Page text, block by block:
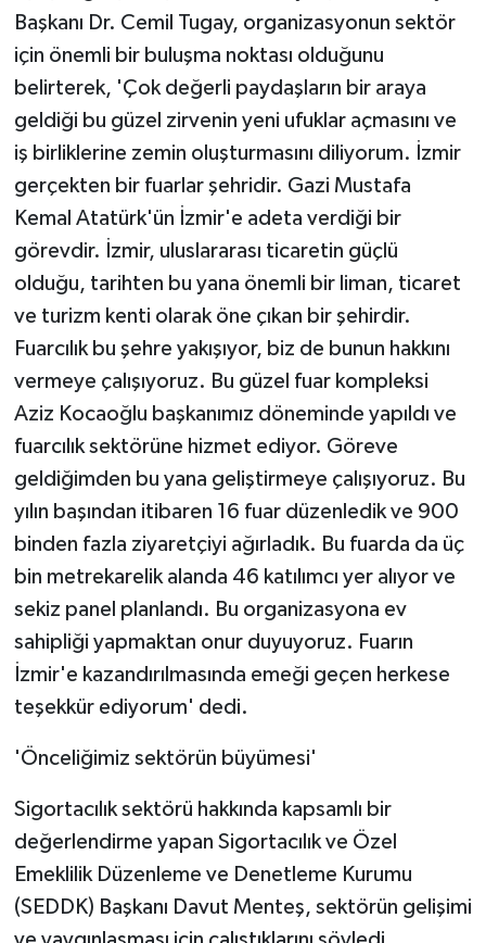
Başkanı Dr. Cemil Tugay, organizasyonun sektör
için önemli bir buluşma noktası olduğunu
belirterek, 'Çok değerli paydaşların bir araya
geldiği bu güzel zirvenin yeni ufuklar açmasını ve
iş birliklerine zemin oluşturmasını diliyorum. İzmir
gerçekten bir fuarlar şehridir. Gazi Mustafa
Kemal Atatürk'ün İzmir'e adeta verdiği bir
görevdir. İzmir, uluslararası ticaretin güçlü
olduğu, tarihten bu yana önemli bir liman, ticaret
ve turizm kenti olarak öne çıkan bir şehirdir.
Fuarcılık bu şehre yakışıyor, biz de bunun hakkını
vermeye çalışıyoruz. Bu güzel fuar kompleksi
Aziz Kocaoğlu başkanımız döneminde yapıldı ve
fuarcılık sektörüne hizmet ediyor. Göreve
geldiğimden bu yana geliştirmeye çalışıyoruz. Bu
yılın başından itibaren 16 fuar düzenledik ve 900
binden fazla ziyaretçiyi ağırladık. Bu fuarda da üç
bin metrekarelik alanda 46 katılımcı yer alıyor ve
sekiz panel planlandı. Bu organizasyona ev
sahipliği yapmaktan onur duyuyoruz. Fuarın
İzmir'e kazandırılmasında emeği geçen herkese
teşekkür ediyorum' dedi.
'Önceliğimiz sektörün büyümesi'
Sigortacılık sektörü hakkında kapsamlı bir
değerlendirme yapan Sigortacılık ve Özel
Emeklilik Düzenleme ve Denetleme Kurumu
(SEDDK) Başkanı Davut Menteş, sektörün gelişimi
YAŞAM
YEREL
Yerel Haberler